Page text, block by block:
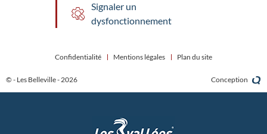
Signaler un
dysfonctionnement
© - Les Belleville - 2026
Confidentialité Mentions légales Plan du site
Conception